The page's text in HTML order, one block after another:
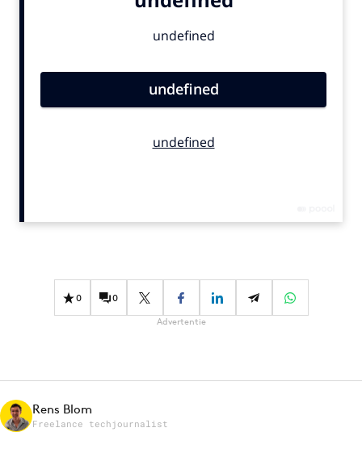
Gedragsverandering
Influencer marketing
Media
Merkstrategie
PR
0 0
Advertentie
Rens Blom
Freelance techjournalist